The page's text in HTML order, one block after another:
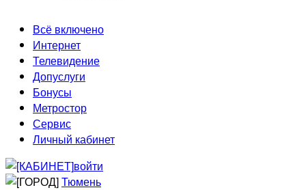
Всё включено
Интернет
Скорость
Безопасность
Wi-Fi
Технологии
Телевидение
Кабельное ТВ
Интерактивное ТВ
Допуслуги
Видеонаблюдение
Домофония
Бонусы
Статусы
Бонусы
Скидки
Метростор
Сервис
Неисправности
Домовые сети
Личный кабинет
войти
Тюмень